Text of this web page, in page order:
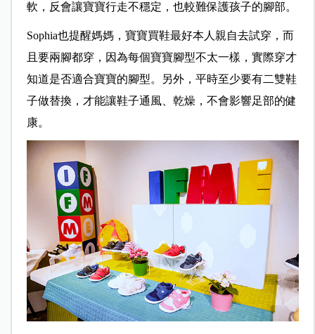
軟，反會讓寶寶行走不穩定，也較難保護孩子的腳部。
Sophia也提醒媽媽，寶寶買鞋最好本人親自去試穿，而
且要兩腳都穿，因為每個寶寶腳型不太一樣，實際穿才
知道是否適合寶寶的腳型。另外，平時至少要有二雙鞋
子做替換，才能讓鞋子通風、乾燥，不會影響足部的健
康。